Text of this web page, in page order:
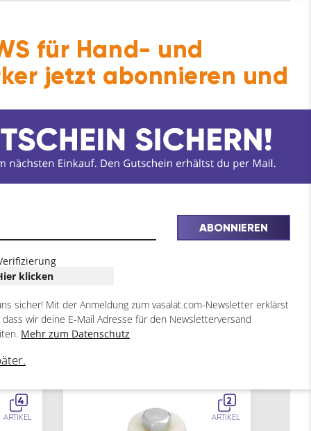
4
ARTIKEL
2
ARTIKEL
für Hand- und
jetzt abonnieren und
ABONNIEREN
klicken
sicher! Mit der Anmeldung zum vasalat.com-Newsletter erklärst
wir deine E-Mail Adresse für den Newsletterversand
Mehr zum Datenschutz